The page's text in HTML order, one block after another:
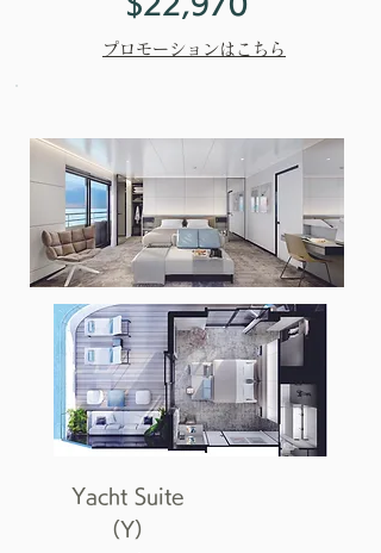
プロモーションはこちら
Yacht Suite
（Y）